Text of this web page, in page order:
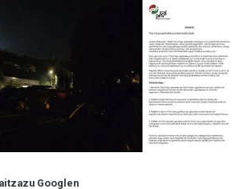
Googlen